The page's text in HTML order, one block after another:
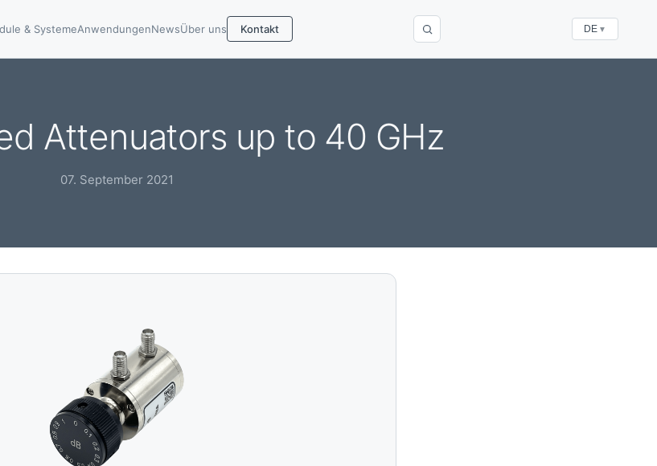
& SystemeAnwendungenNewsÜber uns Kontakt DE ▼
Attenuators up to 40 GHz
07. September 2021